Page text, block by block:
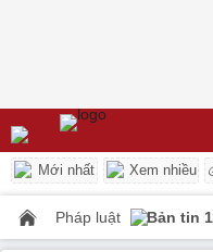
Mới nhất Xem nhiều
Pháp luật Bản tin